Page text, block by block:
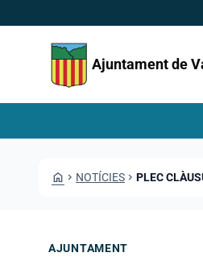
Ajuntament de
HOME CHEVRON_RIGHT NOTÍCIES CHEVRON_RIGHT PLEC
AJUNTAMENT